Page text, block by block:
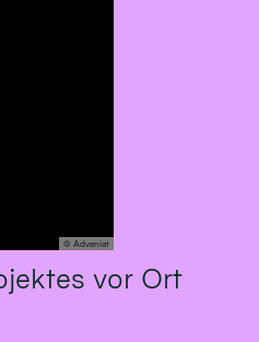
© Adveniat
vor Ort